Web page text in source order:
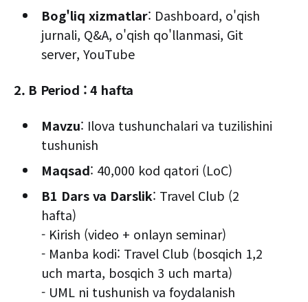
Bog'liq xizmatlar: Dashboard, o'qish
jurnali, Q&A, o'qish qo'llanmasi, Git
server, YouTube
2. B Period : 4 hafta
Mavzu: Ilova tushunchalari va tuzilishini
tushunish
Maqsad: 40,000 kod qatori (LoC)
B1 Dars va Darslik: Travel Club (2
hafta)
- Kirish (video + onlayn seminar)
- Manba kodi: Travel Club (bosqich 1,2
uch marta, bosqich 3 uch marta)
- UML ni tushunish va foydalanish